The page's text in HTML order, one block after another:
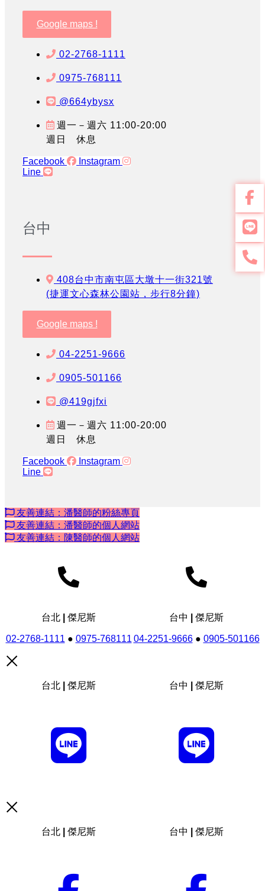
Google maps !
02-2768-1111
0975-768111
@664ybysx
週一－週六 11:00-20:00
週日 休息
Facebook
Instagram
Line
台中
408台中市南屯區大墩十一街321號
(捷運文心森林公園站，步行8分鐘)
Google maps !
04-2251-9666
0905-501166
@419gjfxi
週一－週六 11:00-20:00
週日 休息
Facebook
Instagram
Line
友善連結：潘醫師的粉絲專頁
友善連結：潘醫師的個人網站
友善連結：陳醫師的個人網站
台北 | 傑尼斯
02-2768-1111 ● 0975-768111
台中 | 傑尼斯
04-2251-9666● 0905-501166
台北 | 傑尼斯 台中 | 傑尼斯
台北 | 傑尼斯 台中 | 傑尼斯